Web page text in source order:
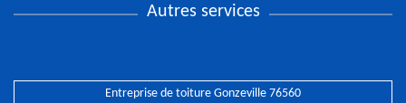
Autres services
Entreprise de toiture Gonzeville 76560